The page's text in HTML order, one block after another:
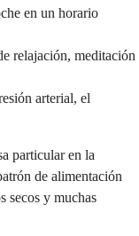
en un horario
relajación, meditación
arterial, el
particular en la
de alimentación
secos y muchas